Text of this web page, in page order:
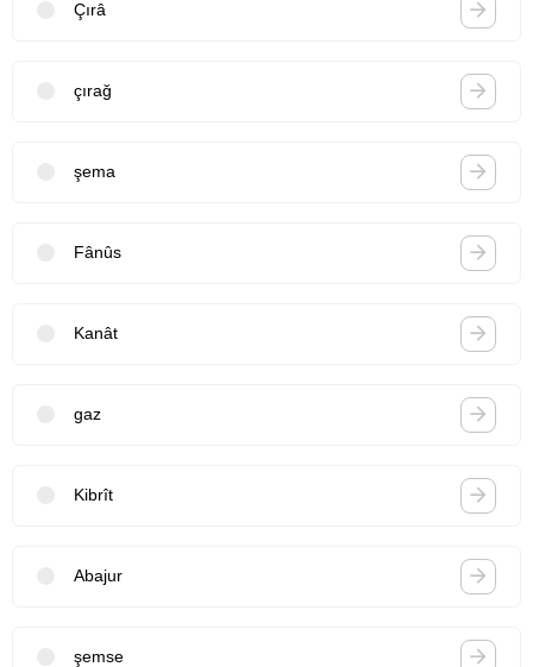
Çırâ
çırağ
şema
Fânûs
Kanât
gaz
Kibrît
Abajur
şemse